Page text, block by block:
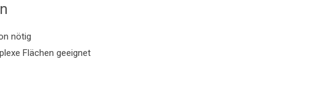
nötig
Flächen geeignet